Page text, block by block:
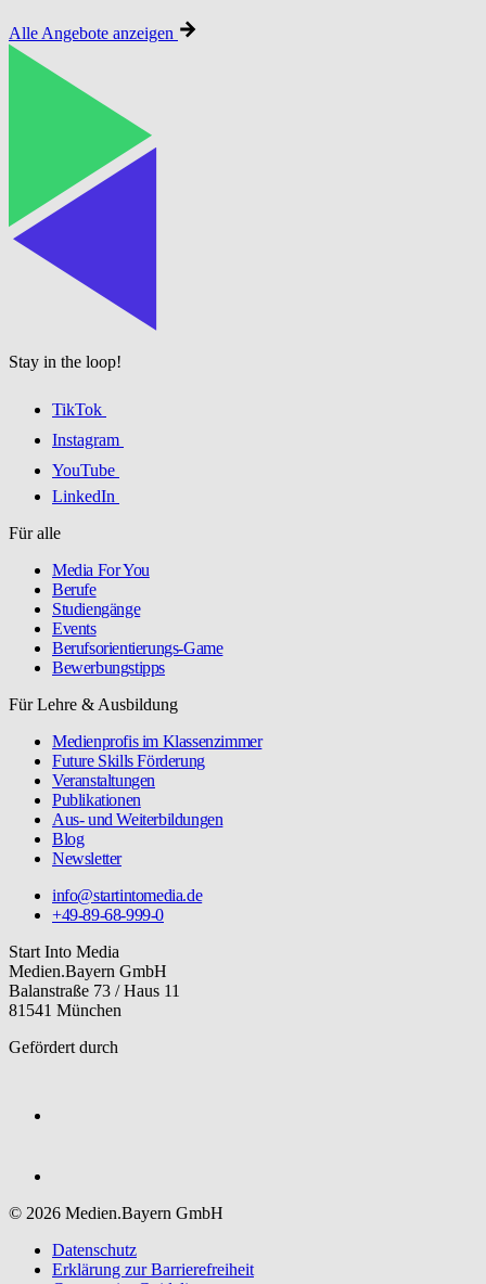
Alle Angebote anzeigen
Stay in the loop!
TikTok
Instagram
YouTube
LinkedIn
Für alle
Media For You
Berufe
Studiengänge
Events
Berufsorientierungs-Game
Bewerbungstipps
Für Lehre & Ausbildung
Medienprofis im Klassenzimmer
Future Skills Förderung
Veranstaltungen
Publikationen
Aus- und Weiterbildungen
Blog
Newsletter
info@startintomedia.de
+49-89-68-999-0
Start Into Media
Medien.Bayern GmbH
Balanstraße 73 / Haus 11
81541 München
Gefördert durch
© 2026 Medien.Bayern GmbH
Datenschutz
Erklärung zur Barriere­freiheit